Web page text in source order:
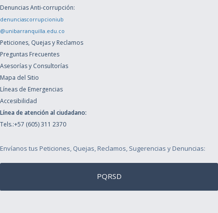
Denuncias Anti-corrupción:
denunciascorrupcioniub
@unibarranquilla.edu.co
Peticiones, Quejas y Reclamos
Preguntas Frecuentes
Asesorías y Consultorías
Mapa del Sitio
Líneas de Emergencias
Accesibilidad
Línea de atención al ciudadano:
Tels.:+57 (605) 311 2370
Envíanos tus Peticiones, Quejas, Reclamos, Sugerencias y Denuncias:
PQRSD